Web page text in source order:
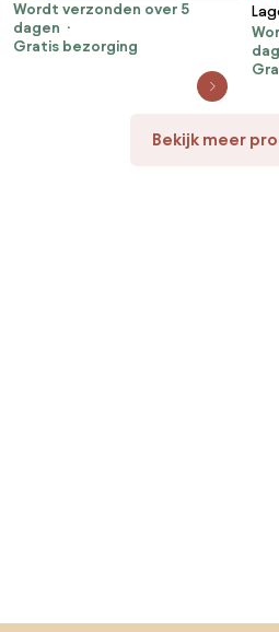
Wordt verzonden over 5
dagen
Gratis bezorging
Bekijk meer